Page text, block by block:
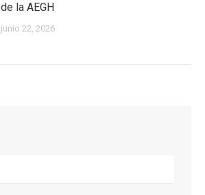
de la AEGH
junio 22, 2026